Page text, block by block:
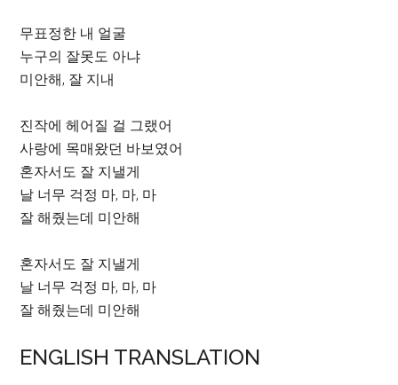
무표정한 내 얼굴
누구의 잘못도 아냐
미안해, 잘 지내
진작에 헤어질 걸 그랬어
사랑에 목매왔던 바보였어
혼자서도 잘 지낼게
날 너무 걱정 마, 마, 마
잘 해줬는데 미안해
혼자서도 잘 지낼게
날 너무 걱정 마, 마, 마
잘 해줬는데 미안해
ENGLISH TRANSLATION